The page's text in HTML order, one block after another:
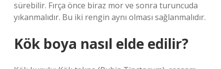
sürebilir. Fırça önce biraz mor ve sonra turuncuda
yıkanmalıdır. Bu iki rengin aynı olması sağlanmalıdır.
Kök boya nasıl elde edilir?